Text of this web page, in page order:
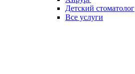
Детский стоматолог
Все услуги